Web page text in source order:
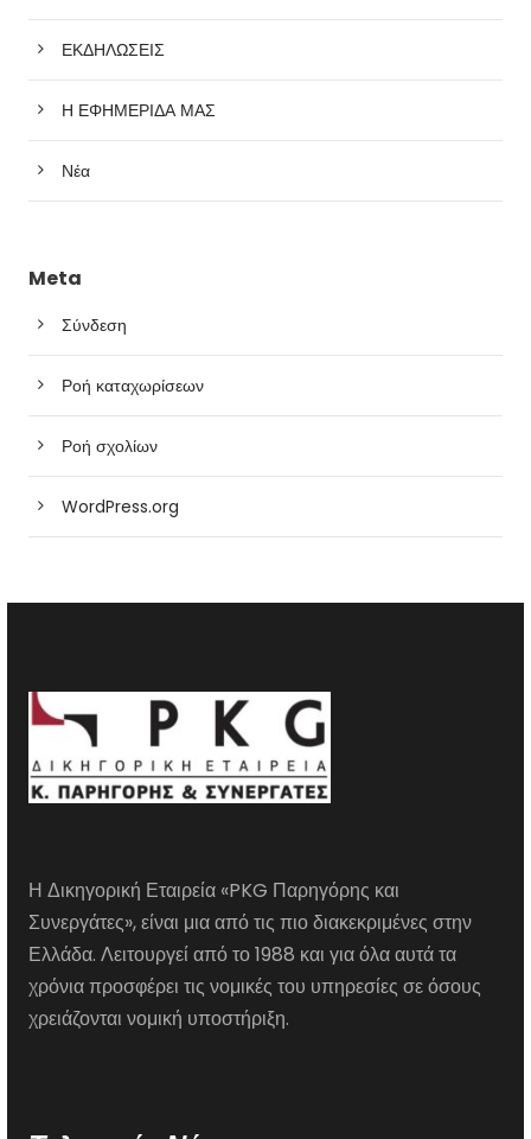
ΕΚΔΗΛΩΣΕΙΣ
Η ΕΦΗΜΕΡΙΔΑ ΜΑΣ
Νέα
Meta
Σύνδεση
Ροή καταχωρίσεων
Ροή σχολίων
WordPress.org
Η Δικηγορική Εταιρεία «PKG Παρηγόρης και
Συνεργάτες», είναι μια από τις πιο διακεκριμένες στην
Ελλάδα. Λειτουργεί από το 1988 και για όλα αυτά τα
χρόνια προσφέρει τις νομικές του υπηρεσίες σε όσους
χρειάζονται νομική υποστήριξη.